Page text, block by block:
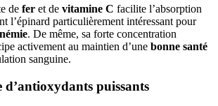
de fer et de vitamine C facilite l’absorption
l’épinard particulièrement intéressant pour
. De même, sa forte concentration
activement au maintien d’une bonne santé
sanguine.
d’antioxydants puissants